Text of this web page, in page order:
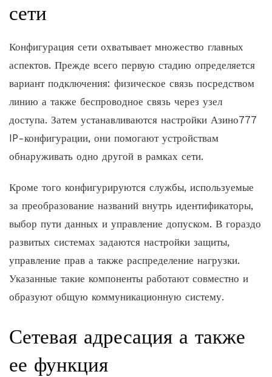
сети
Конфигурация сети охватывает множество главных
аспектов. Прежде всего первую стадию определяется
вариант подключения: физическое связь посредством
линию а также беспроводное связь через узел
доступа. Затем устанавливаются настройки Азино777
IP-конфигурации, они помогают устройствам
обнаруживать одно другой в рамках сети.
Кроме того конфигурируются службы, используемые
за преобразование названий внутрь идентификаторы,
выбор пути данных и управление допуском. В гораздо
развитых системах задаются настройки защиты,
управление прав а также распределение нагрузки.
Указанные такие компоненты работают совместно и
образуют общую коммуникационную систему.
Сетевая адресация а также
ее функция